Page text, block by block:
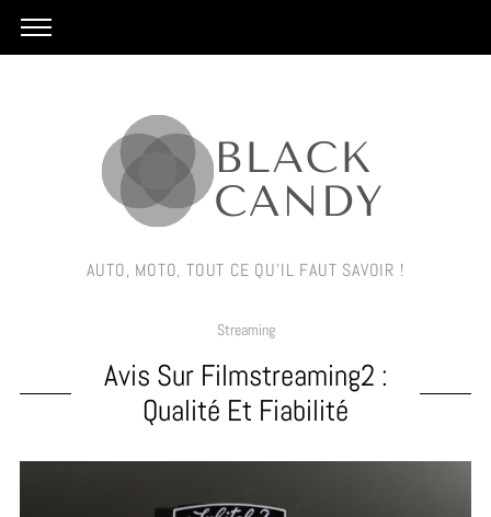
AUTO, MOTO, TOUT CE QU'IL FAUT SAVOIR !
Streaming
Avis Sur Filmstreaming2 :
Qualité Et Fiabilité